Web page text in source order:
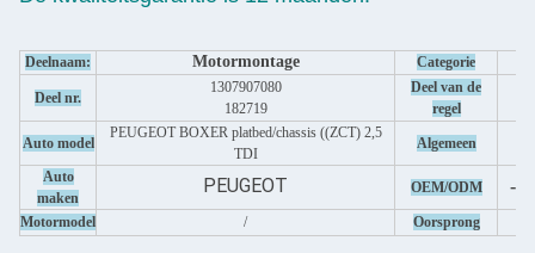
Deelnaam: Motormontage Categorie
Deel nr.
1307907080
182719
Deel van de
regel
Auto model
PEUGEOT BOXER platbed/chassis ((ZCT) 2,5
TDI
Algemeen
Auto
maken
PEUGEOT OEM/ODM -
Motormodel / Oorsprong